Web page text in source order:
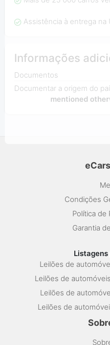
Assistência à entrega na
Informações
Documentos
Documentar a origem do
mentioned
Condições
Política de
Garantia
Leilões de
Leilões de
Leilões de
Leilões de